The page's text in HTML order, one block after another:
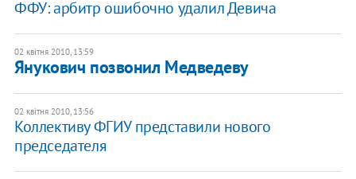
ФФУ: арбитр ошибочно удалил Девича
02 квітня 2010, 13:59
Янукович позвонил Медведеву
02 квітня 2010, 13:56
Коллективу ФГИУ представили нового
председателя